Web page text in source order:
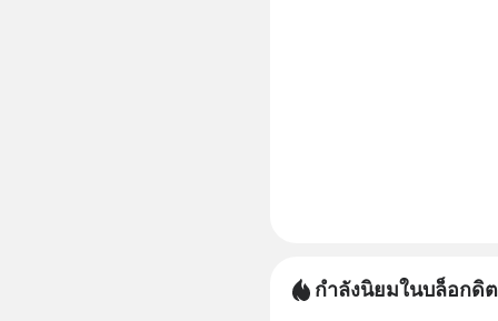
กำลังนิยมในบล็อกดิต